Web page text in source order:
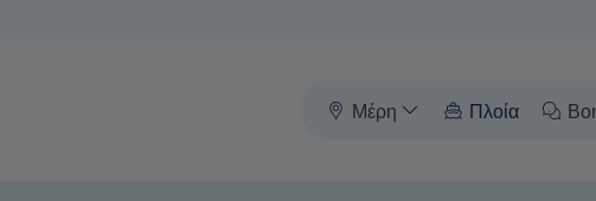
Μέρη Πλοία